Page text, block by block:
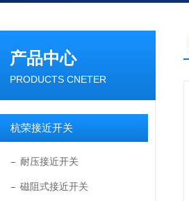
产品中心
PRODUCTS CNETER
杭荣接近开关
耐压接近开关
磁阻式接近开关